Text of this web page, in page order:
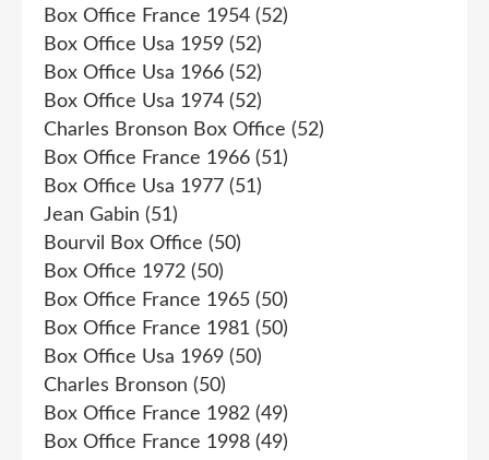
Box Office France 1954 (52)
Box Office Usa 1959 (52)
Box Office Usa 1966 (52)
Box Office Usa 1974 (52)
Charles Bronson Box Office (52)
Box Office France 1966 (51)
Box Office Usa 1977 (51)
Jean Gabin (51)
Bourvil Box Office (50)
Box Office 1972 (50)
Box Office France 1965 (50)
Box Office France 1981 (50)
Box Office Usa 1969 (50)
Charles Bronson (50)
Box Office France 1982 (49)
Box Office France 1998 (49)